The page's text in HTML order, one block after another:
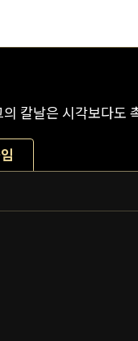
칼날은 시각보다도